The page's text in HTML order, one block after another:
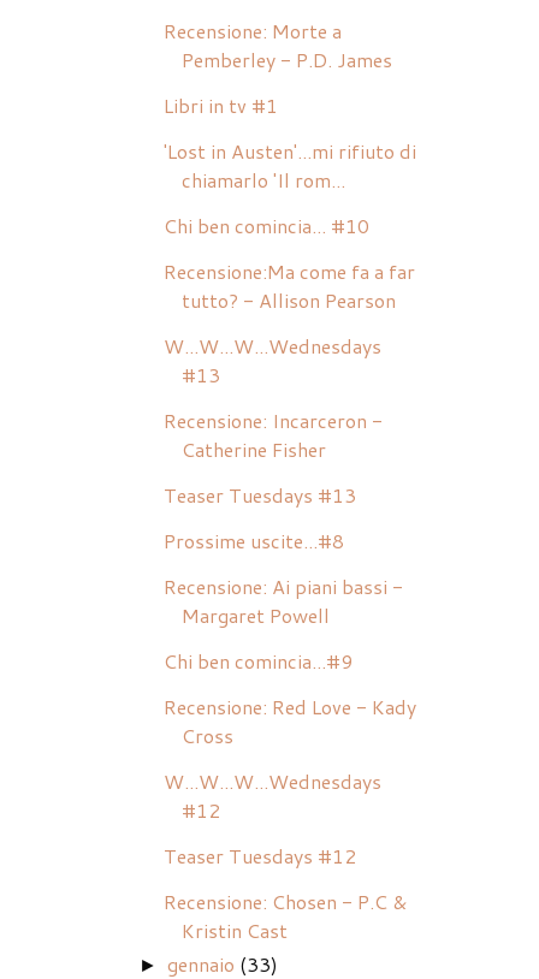
Recensione: Morte a
Pemberley - P.D. James
Libri in tv #1
'Lost in Austen'...mi rifiuto di
chiamarlo 'Il rom...
Chi ben comincia... #10
Recensione:Ma come fa a far
tutto? - Allison Pearson
W...W...W...Wednesdays
#13
Recensione: Incarceron -
Catherine Fisher
Teaser Tuesdays #13
Prossime uscite...#8
Recensione: Ai piani bassi -
Margaret Powell
Chi ben comincia...#9
Recensione: Red Love - Kady
Cross
W...W...W...Wednesdays
#12
Teaser Tuesdays #12
Recensione: Chosen - P.C &
Kristin Cast
►gennaio (33)